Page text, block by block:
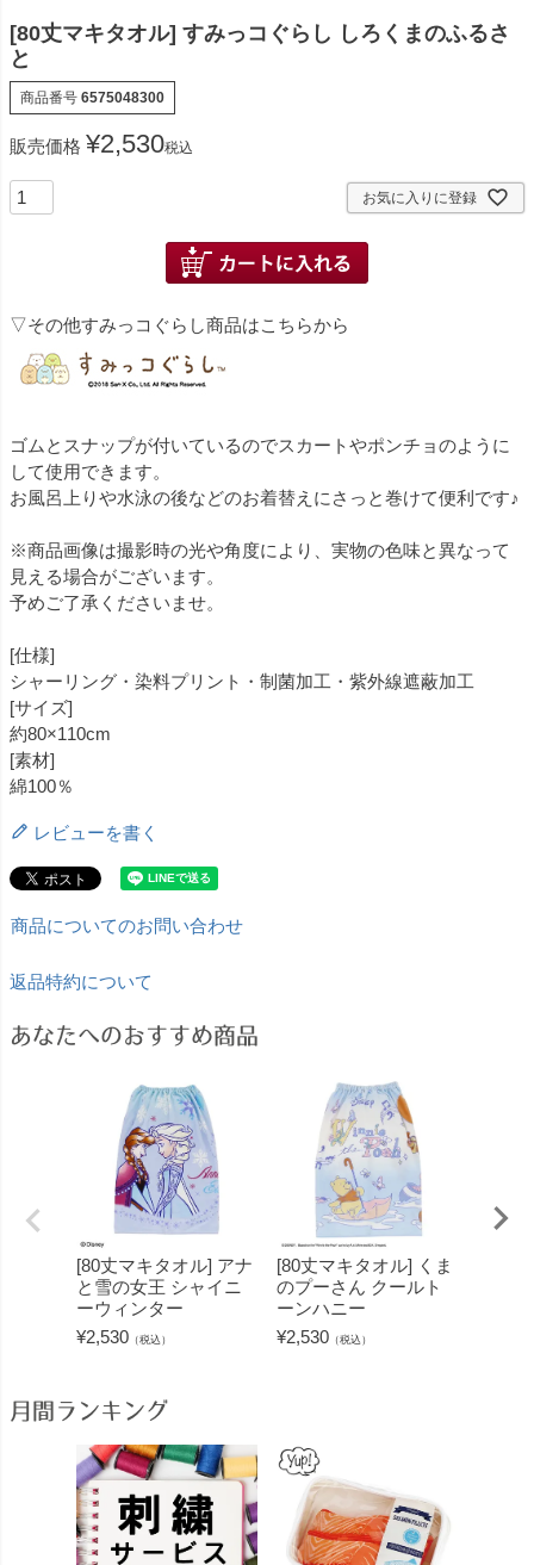
[80丈マキタオル] すみっコぐらし しろくまのふるさ
と
商品番号 6575048300
販売価格 ¥2,530税込
お気に入りに登録
▽その他すみっコぐらし商品はこちらから
ゴムとスナップが付いているのでスカートやポンチョのように
して使用できます。
お風呂上りや水泳の後などのお着替えにさっと巻けて便利です♪
※商品画像は撮影時の光や角度により、実物の色味と異なって
見える場合がございます。
予めご了承くださいませ。
[仕様]
シャーリング・染料プリント・制菌加工・紫外線遮蔽加工
[サイズ]
約80×110cm
[素材]
綿100％
レビューを書く
商品についてのお問い合わせ
返品特約について
あなたへのおすすめ商品
[80丈マキタオル] アナ
と雪の女王 シャイニ
ーウィンター
¥2,530 （税込）
[80丈マキタオル] くま
のプーさん クールト
ーンハニー
¥2,530 （税込）
月間ランキング